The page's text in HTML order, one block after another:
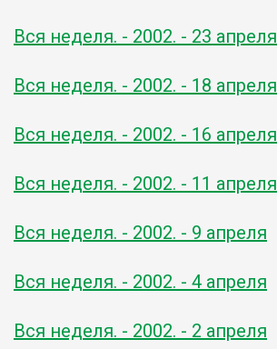
Вся неделя. - 2002. - 23 апреля
Вся неделя. - 2002. - 18 апреля
Вся неделя. - 2002. - 16 апреля
Вся неделя. - 2002. - 11 апреля
Вся неделя. - 2002. - 9 апреля
Вся неделя. - 2002. - 4 апреля
Вся неделя. - 2002. - 2 апреля